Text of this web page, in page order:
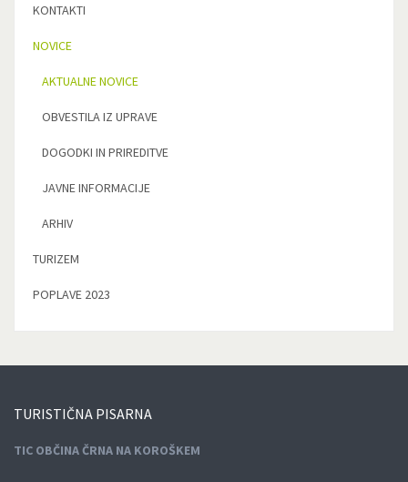
KONTAKTI
NOVICE
AKTUALNE NOVICE
OBVESTILA IZ UPRAVE
DOGODKI IN PRIREDITVE
JAVNE INFORMACIJE
ARHIV
TURIZEM
POPLAVE 2023
TURISTIČNA PISARNA
TIC OBČINA ČRNA NA KOROŠKEM